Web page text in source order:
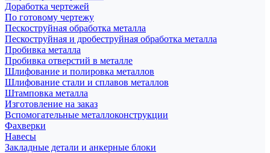
Доработка чертежей
По готовому чертежу
Пескоструйная обработка металла
Пескоструйная и дробеструйная обработка металла
Пробивка металла
Пробивка отверстий в металле
Шлифование и полировка металлов
Шлифование стали и сплавов металлов
Штамповка металла
Изготовление на заказ
Вспомогательные металлоконструкции
Фахверки
Навесы
Закладные детали и анкерные блоки